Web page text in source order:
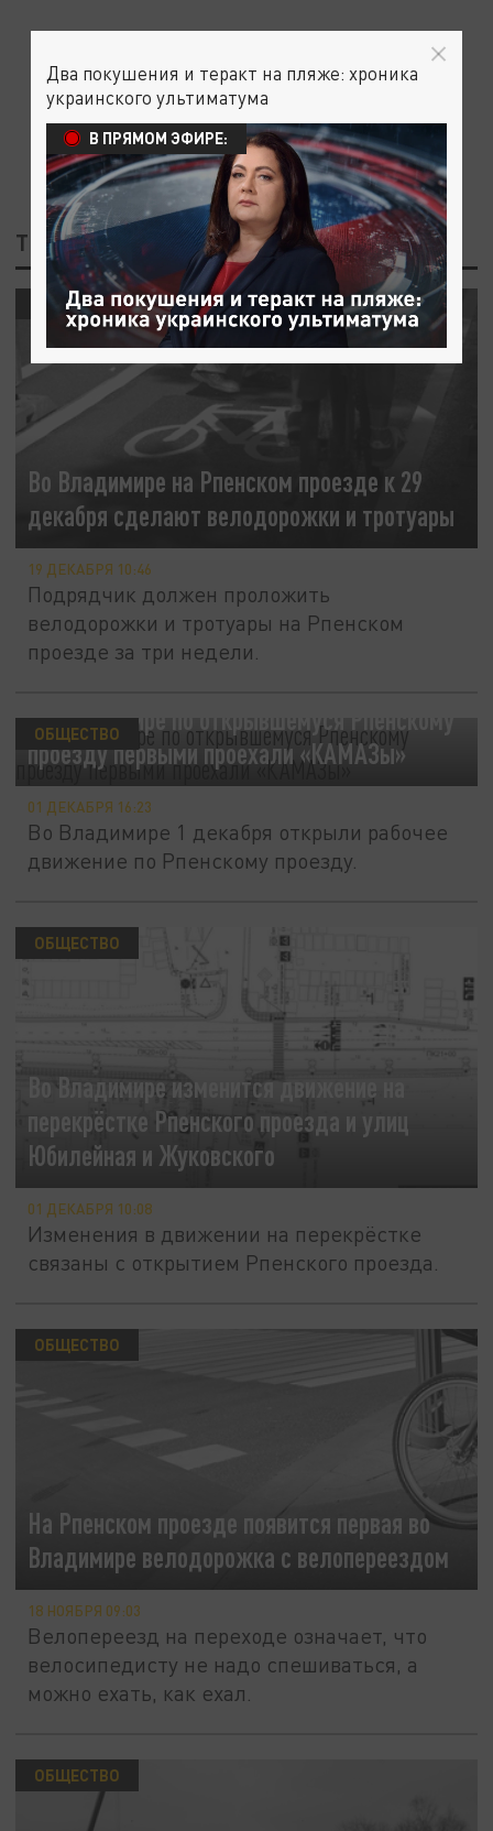
ТЕГ: РПЕНСКИЙ ПРОЕЗД ВО ВЛАДИМИРЕ
Во Владимире на Рпенском проезде к 29
декабря сделают велодорожки и тротуары
ОБЩЕСТВО
19 ДЕКАБРЯ 10:46
Подрядчик должен проложить
велодорожки и тротуары на Рпенском
проезде за три недели.
Во Владимире по открывшемуся Рпенскому
проезду первыми проехали «КАМАЗы»
ОБЩЕСТВО
01 ДЕКАБРЯ 16:23
Во Владимире 1 декабря открыли рабочее
движение по Рпенскому проезду.
Во Владимире изменится движение на
перекрёстке Рпенского проезда и улиц
Юбилейная и Жуковского
ОБЩЕСТВО
01 ДЕКАБРЯ 10:08
Изменения в движении на перекрёстке
связаны с открытием Рпенского проезда.
На Рпенском проезде появится первая во
Владимире велодорожка с велопереездом
ОБЩЕСТВО
18 НОЯБРЯ 09:03
Велопереезд на переходе означает, что
велосипедисту не надо спешиваться, а
можно ехать, как ехал.
ОБЩЕСТВО
Два покушения и теракт на пляже: хроника
украинского ультиматума
В ПРЯМОМ ЭФИРЕ: